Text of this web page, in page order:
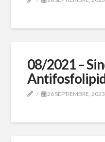
08/2021 –
26 SEPTIEMBRE, 2023